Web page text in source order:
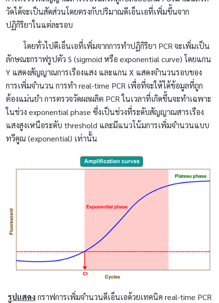
วัดได้จะเป็นสัดส่วนโดยตรงกับปริมาณดีเอ็นเอที่เพิ่มขึ้นจาก
ปฏิกิริยาในแต่ละรอบ
โดยทั่วไปดีเอ็นเอที่เพิ่มจากการทำปฏิกิริยา PCR จะเพิ่มเป็น
ลักษณะกราฟรูปตัว S (sigmoid หรือ exponential curve) โดยแกน
Y แสดงสัญญาณการเรืองแสง และแกน X แสดงจำนวนรอบของ
การเพิ่มจำนวน การทำ real-time PCR เพื่อที่จะให้ได้ข้อมูลที่ถูก
ต้องแม่นยำ การตรวจวัดผลผลิต PCR ในเวลาที่เกิดขึ้นจะทำเฉพาะ
ในช่วง exponential phase ซึ่งเป็นช่วงที่ระดับสัญญาณสารเรือง
แสงสูงเหนือระดับ threshold และมีแนวโน้มการเพิ่มจำนวนแบบ
ทวีคูณ (exponential) เท่านั้น
รูปแสดง กราฟการเพิ่มจำนวนดีเอ็นเอด้วยเทคนิค real-time PCR